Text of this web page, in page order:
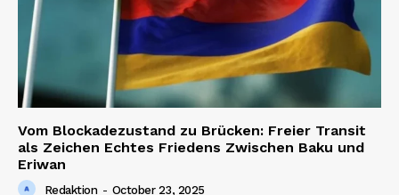
Vom Blockadezustand zu Brücken: Freier Transit
als Zeichen Echtes Friedens Zwischen Baku und
Eriwan
Redaktion - October 23, 2025